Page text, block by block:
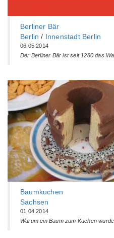
Berliner Bär
Berlin / Innenstadt Berlin
06.05.2014
Der Berliner Bär ist seit 1280 das
Baumkuchen
Sachsen
01.04.2014
Warum ein Baum zum Kuchen